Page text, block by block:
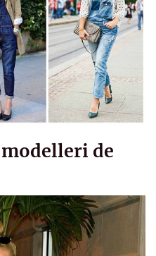
modelleri de